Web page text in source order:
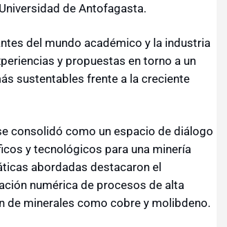
de Antofagasta.
del mundo académico y la industria
y propuestas en torno a un
sustentables frente a la creciente
consolidó como un espacio de diálogo
y tecnológicos para una minería
abordadas destacaron el
numérica de procesos de alta
de minerales como cobre y molibdeno.